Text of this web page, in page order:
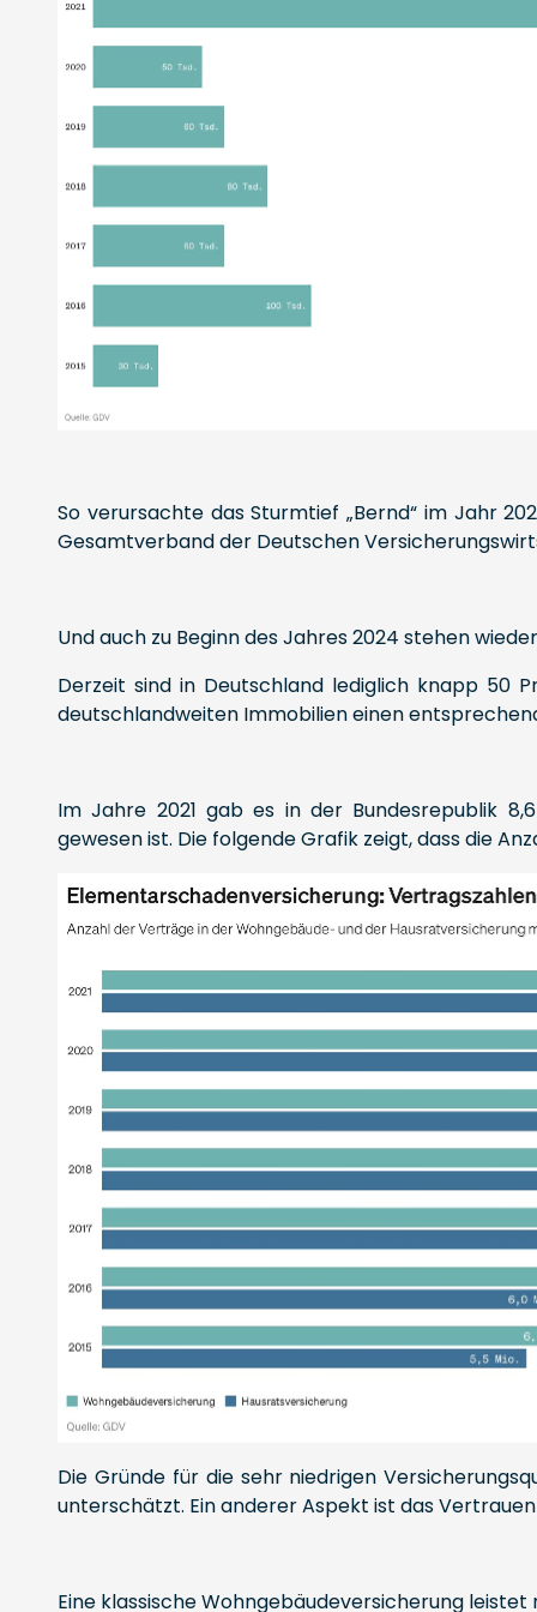
So verursachte das Sturmtief „Bernd“ im Jahr
Gesamtverband der Deutschen
Und auch zu Beginn des Jahres 2024 stehen
Derzeit sind in Deutschland lediglich knapp 50
deutschlandweiten Immobilien einen
Im Jahre 2021 gab es in der Bundesrepublik
gewesen ist. Die folgende Grafik zeigt, dass die
Die Gründe für die sehr niedrigen
unterschätzt. Ein anderer Aspekt ist das
Eine klassische Wohngebäudeversicherung